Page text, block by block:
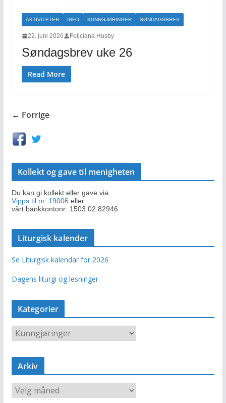
AKTIVITETER INFO KUNNGJØRINGER SØNDAGSBREV
22. juni 2026 Feliciana Husby
Søndagsbrev uke 26
Read More
← Forrige
Kollekt og gave til menigheten
Du kan gi kollekt eller gave via
Vipps til nr. 19006 eller
vårt bankkontonr: 1503.02.82946
Liturgisk kalender
Se Liturgisk kalendar for 2026
Dagens liturgi og lesninger
Kategorier
a
e
o
i
Arkiv
A
r